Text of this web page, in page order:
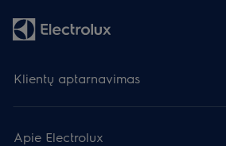
Klientų aptarnavimas
Apie Electrolux